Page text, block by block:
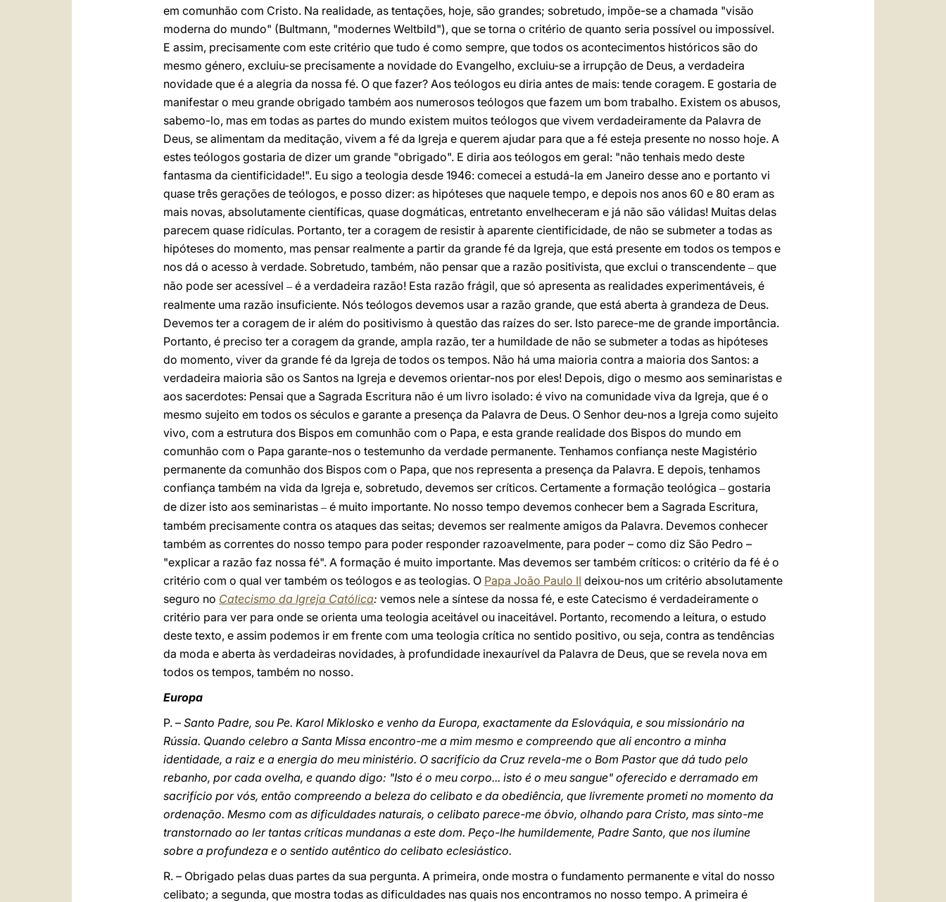
em comunhão com Cristo. Na realidade, as tentações, hoje, são grandes; sobretudo, impõe-se a chamada "visão
moderna do mundo" (Bultmann, "modernes Weltbild"), que se torna o critério de quanto seria possível ou impossível.
E assim, precisamente com este critério que tudo é como sempre, que todos os acontecimentos históricos são do
mesmo género, excluiu-se precisamente a novidade do Evangelho, excluiu-se a irrupção de Deus, a verdadeira
novidade que é a alegria da nossa fé. O que fazer? Aos teólogos eu diria antes de mais: tende coragem. E gostaria de
manifestar o meu grande obrigado também aos numerosos teólogos que fazem um bom trabalho. Existem os abusos,
sabemo-lo, mas em todas as partes do mundo existem muitos teólogos que vivem verdadeiramente da Palavra de
Deus, se alimentam da meditação, vivem a fé da Igreja e querem ajudar para que a fé esteja presente no nosso hoje. A
estes teólogos gostaria de dizer um grande "obrigado". E diria aos teólogos em geral: "não tenhais medo deste
fantasma da cientificidade!". Eu sigo a teologia desde 1946: comecei a estudá-la em Janeiro desse ano e portanto vi
quase três gerações de teólogos, e posso dizer: as hipóteses que naquele tempo, e depois nos anos 60 e 80 eram as
mais novas, absolutamente científicas, quase dogmáticas, entretanto envelheceram e já não são válidas! Muitas delas
parecem quase ridículas. Portanto, ter a coragem de resistir à aparente cientificidade, de não se submeter a todas as
hipóteses do momento, mas pensar realmente a partir da grande fé da Igreja, que está presente em todos os tempos e
nos dá o acesso à verdade. Sobretudo, também, não pensar que a razão positivista, que exclui o transcendente – que
não pode ser acessível – é a verdadeira razão! Esta razão frágil, que só apresenta as realidades experimentáveis, é
realmente uma razão insuficiente. Nós teólogos devemos usar a razão grande, que está aberta à grandeza de Deus.
Devemos ter a coragem de ir além do positivismo à questão das raízes do ser. Isto parece-me de grande importância.
Portanto, é preciso ter a coragem da grande, ampla razão, ter a humildade de não se submeter a todas as hipóteses
do momento, viver da grande fé da Igreja de todos os tempos. Não há uma maioria contra a maioria dos Santos: a
verdadeira maioria são os Santos na Igreja e devemos orientar-nos por eles! Depois, digo o mesmo aos seminaristas e
aos sacerdotes: Pensai que a Sagrada Escritura não é um livro isolado: é vivo na comunidade viva da Igreja, que é o
mesmo sujeito em todos os séculos e garante a presença da Palavra de Deus. O Senhor deu-nos a Igreja como sujeito
vivo, com a estrutura dos Bispos em comunhão com o Papa, e esta grande realidade dos Bispos do mundo em
comunhão com o Papa garante-nos o testemunho da verdade permanente. Tenhamos confiança neste Magistério
permanente da comunhão dos Bispos com o Papa, que nos representa a presença da Palavra. E depois, tenhamos
confiança também na vida da Igreja e, sobretudo, devemos ser críticos. Certamente a formação teológica – gostaria
de dizer isto aos seminaristas – é muito importante. No nosso tempo devemos conhecer bem a Sagrada Escritura,
também precisamente contra os ataques das seitas; devemos ser realmente amigos da Palavra. Devemos conhecer
também as correntes do nosso tempo para poder responder razoavelmente, para poder – como diz São Pedro –
"explicar a razão faz nossa fé". A formação é muito importante. Mas devemos ser também críticos: o critério da fé é o
critério com o qual ver também os teólogos e as teologias. O Papa João Paulo II deixou-nos um critério absolutamente
seguro no Catecismo da Igreja Católica: vemos nele a síntese da nossa fé, e este Catecismo é verdadeiramente o
critério para ver para onde se orienta uma teologia aceitável ou inaceitável. Portanto, recomendo a leitura, o estudo
deste texto, e assim podemos ir em frente com uma teologia crítica no sentido positivo, ou seja, contra as tendências
da moda e aberta às verdadeiras novidades, à profundidade inexaurível da Palavra de Deus, que se revela nova em
todos os tempos, também no nosso.
Europa
P. – Santo Padre, sou Pe. Karol Miklosko e venho da Europa, exactamente da Eslováquia, e sou missionário na
Rússia. Quando celebro a Santa Missa encontro-me a mim mesmo e compreendo que ali encontro a minha
identidade, a raiz e a energia do meu ministério. O sacrifício da Cruz revela-me o Bom Pastor que dá tudo pelo
rebanho, por cada ovelha, e quando digo: "Isto é o meu corpo... isto é o meu sangue" oferecido e derramado em
sacrifício por vós, então compreendo a beleza do celibato e da obediência, que livremente prometi no momento da
ordenação. Mesmo com as dificuldades naturais, o celibato parece-me óbvio, olhando para Cristo, mas sinto-me
transtornado ao ler tantas críticas mundanas a este dom. Peço-lhe humildemente, Padre Santo, que nos ilumine
sobre a profundeza e o sentido autêntico do celibato eclesiástico.
R. – Obrigado pelas duas partes da sua pergunta. A primeira, onde mostra o fundamento permanente e vital do nosso
celibato; a segunda, que mostra todas as dificuldades nas quais nos encontramos no nosso tempo. A primeira é